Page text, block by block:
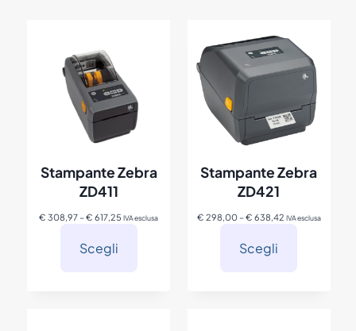
Stampante Zebra
ZD411
€ 308,97 –€ 617,25 FIVA esclusa
Scegli
Stampante Zebra
ZD421
€ 298,00 –€ 638,42FIVA esclusa
Scegli